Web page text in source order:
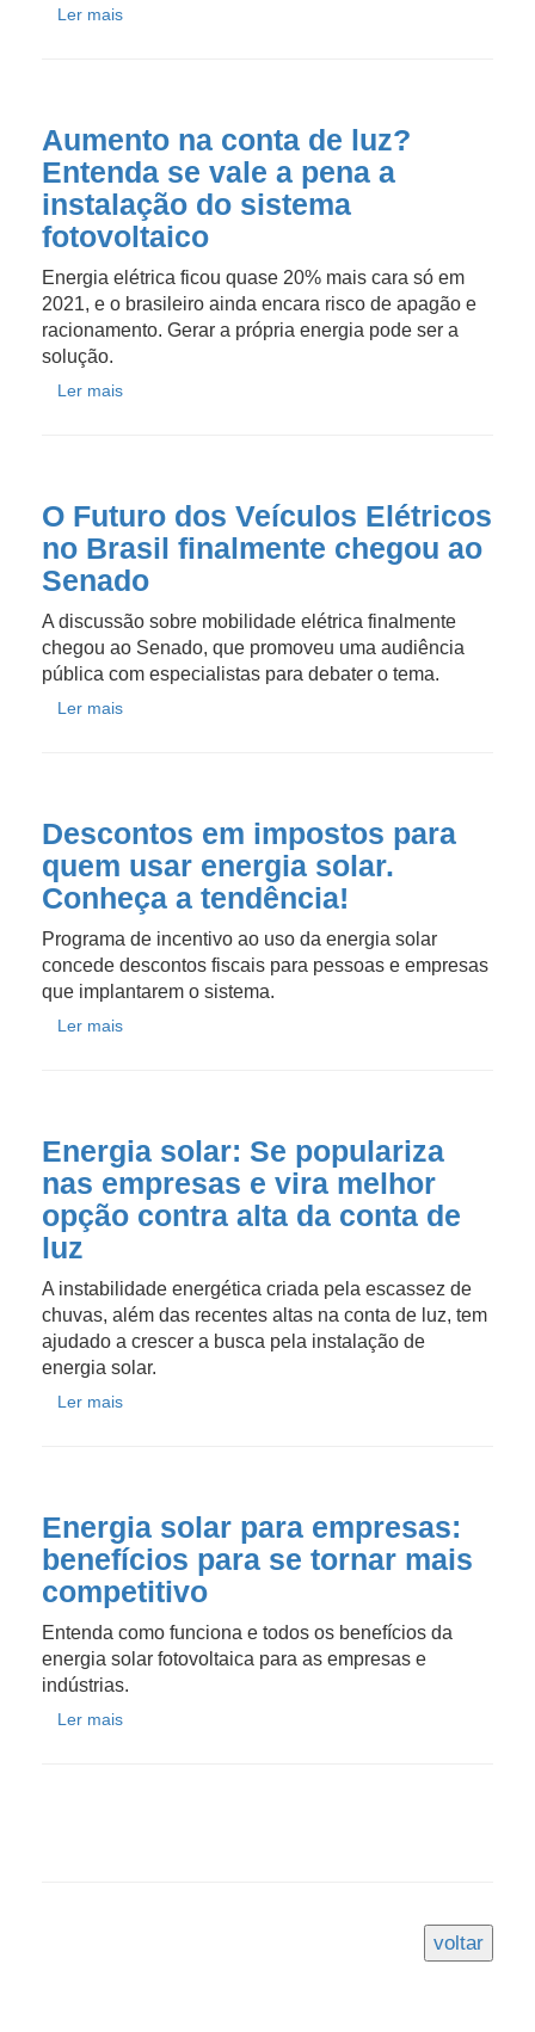
Ler mais
Aumento na conta de luz?
Entenda se vale a pena a
instalação do sistema
fotovoltaico
Energia elétrica ficou quase 20% mais cara só em
2021, e o brasileiro ainda encara risco de apagão e
racionamento. Gerar a própria energia pode ser a
solução.
Ler mais
O Futuro dos Veículos Elétricos
no Brasil finalmente chegou ao
Senado
A discussão sobre mobilidade elétrica finalmente
chegou ao Senado, que promoveu uma audiência
pública com especialistas para debater o tema.
Ler mais
Descontos em impostos para
quem usar energia solar.
Conheça a tendência!
Programa de incentivo ao uso da energia solar
concede descontos fiscais para pessoas e empresas
que implantarem o sistema.
Ler mais
Energia solar: Se populariza
nas empresas e vira melhor
opção contra alta da conta de
luz
A instabilidade energética criada pela escassez de
chuvas, além das recentes altas na conta de luz, tem
ajudado a crescer a busca pela instalação de
energia solar.
Ler mais
Energia solar para empresas:
benefícios para se tornar mais
competitivo
Entenda como funciona e todos os benefícios da
energia solar fotovoltaica para as empresas e
indústrias.
Ler mais